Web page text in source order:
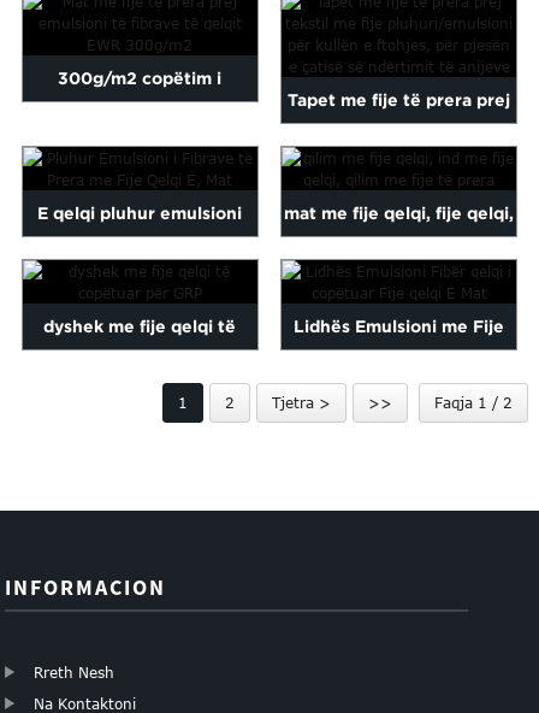
formë rr...
300g/m2 copëtim i
elektronik me fibra qelqi
EWR...
Tapet me fije të prera prej
tekstil me fije qelqi
pluhur/emulsioni ...
E qelqi pluhur emulsioni
tekstil me fije qelqi të
copëtuar Stra ...
mat me fije qelqi, fije qelqi,
fije e copëtuar...
dyshek me fije qelqi të Lidhës Emulsioni me Fije
E...
1 2 Tjetra > >> Faqja 1 / 2
INFORMACION
Rreth Nesh
Na Kontaktoni